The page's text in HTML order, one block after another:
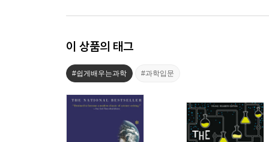
이 상품의 태그
#쉽게배우는과학 #과학입문